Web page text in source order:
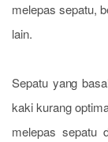
melepas sepatu,
lain.
Sepatu yang
kaki kurang
melepas sepatu